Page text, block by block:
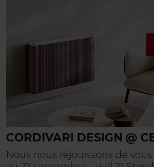
CORDIVARI DESIGN @
Nous nous réjouissons de